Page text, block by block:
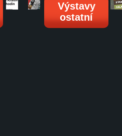
Výstavy
ostatní